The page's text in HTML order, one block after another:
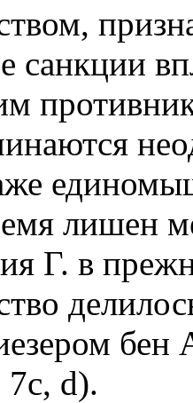
санкции
лишен
Г. в
бен
7c, d).